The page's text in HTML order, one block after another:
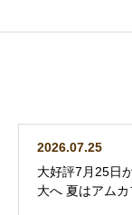
2026.07.25
大好評7月25日
大へ 夏はアム